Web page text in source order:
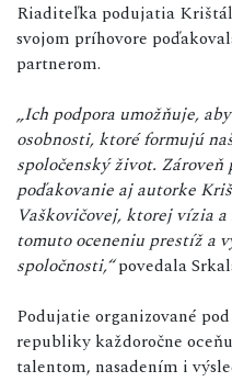
Riaditeľka podujatia
svojom príhovore
partnerom.
„Ich podpora umožňuje,
osobnosti, ktoré formujú
spoločenský život.
poďakovanie aj autorke
Vaškovičovej, ktorej vízia
tomuto oceneniu prestíž a
spoločnosti,“povedala
Podujatie organizované
republiky každoročne
talentom, nasadením i